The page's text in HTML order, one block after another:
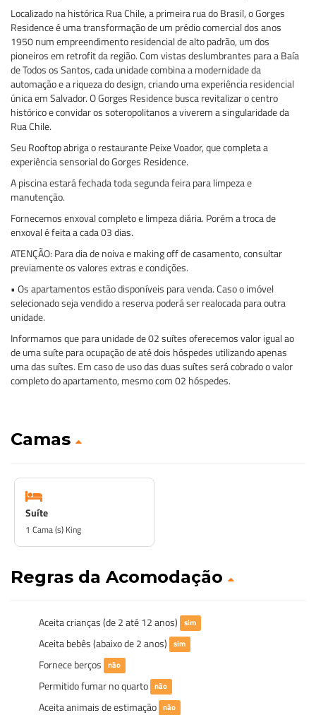
Localizado na histórica Rua Chile, a primeira rua do Brasil, o Gorges
Residence é uma transformação de um prédio comercial dos anos
1950 num empreendimento residencial de alto padrão, um dos
pioneiros em retrofit da região. Com vistas deslumbrantes para a Baía
de Todos os Santos, cada unidade combina a modernidade da
automação e a riqueza do design, criando uma experiência residencial
única em Salvador. O Gorges Residence busca revitalizar o centro
histórico e convidar os soteropolitanos a viverem a singularidade da
Rua Chile.
Seu Rooftop abriga o restaurante Peixe Voador, que completa a
experiência sensorial do Gorges Residence.
A piscina estará fechada toda segunda feira para limpeza e
manutenção.
Fornecemos enxoval completo e limpeza diária. Porém a troca de
enxoval é feita a cada 03 dias.
ATENÇÃO: Para dia de noiva e making off de casamento, consultar
previamente os valores extras e condições.
• Os apartamentos estão disponíveis para venda. Caso o imóvel
selecionado seja vendido a reserva poderá ser realocada para outra
unidade.
Informamos que para unidade de 02 suítes oferecemos valor igual ao
de uma suíte para ocupação de até dois hóspedes utilizando apenas
uma das suítes. Em caso de uso das duas suítes será cobrado o valor
completo do apartamento, mesmo com 02 hóspedes.
Camas
Suíte
1 Cama (s) King
Regras da Acomodação
Aceita crianças (de 2 até 12 anos) sim
Aceita bebês (abaixo de 2 anos) sim
Fornece berços não
Permitido fumar no quarto não
Aceita animais de estimação não